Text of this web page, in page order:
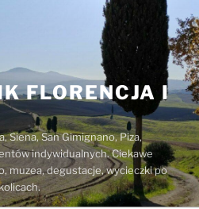
FLORENCJA I
Siena, San Gimignano, Piza,
indywidualnych. Ciekawe
muzea, degustacje, wycieczki po